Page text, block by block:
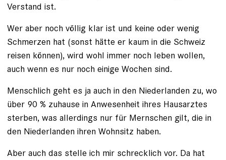
Verstand ist.
Wer aber noch völlig klar ist und keine oder wenig
Schmerzen hat (sonst hätte er kaum in die Schweiz
reisen können), wird wohl immer noch leben wollen,
auch wenn es nur noch einige Wochen sind.
Menschlich geht es ja auch in den Niederlanden zu, wo
über 90 % zuhause in Anwesenheit ihres Hausarztes
sterben, was allerdings nur für Mernschen gilt, die in
den Niederlanden ihren Wohnsitz haben.
Aber auch das stelle ich mir schrecklich vor. Da hat